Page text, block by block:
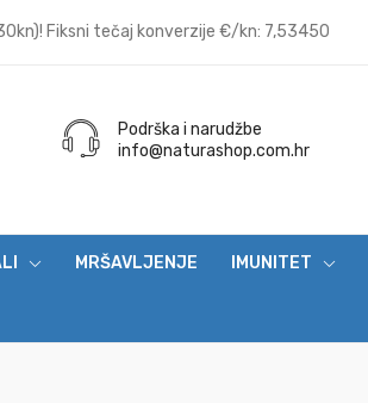
Fiksni tečaj konverzije €/kn: 7,53450
Podrška i narudžbe
info@naturashop.com.hr
MRŠAVLJENJE IMUNITET